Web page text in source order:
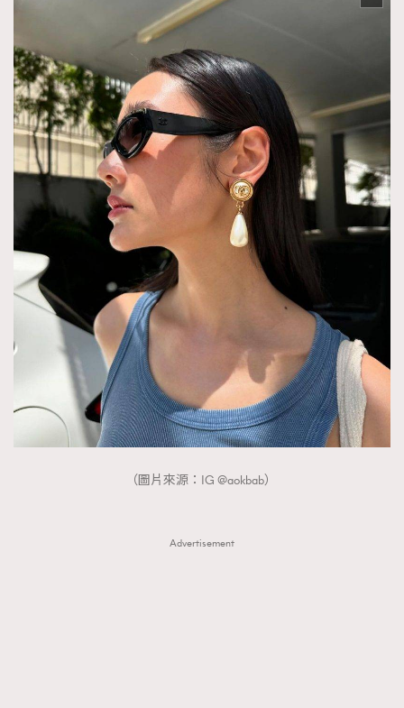
AFrenchMind
EmpowerF
FashionWeek
（圖片來源：IG @aokbab）
Advertisement